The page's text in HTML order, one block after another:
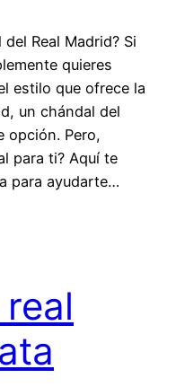
Real Madrid? Si
quieres
estilo que ofrece la
un chándal del
opción. Pero,
para ti? Aquí te
para ayudarte…